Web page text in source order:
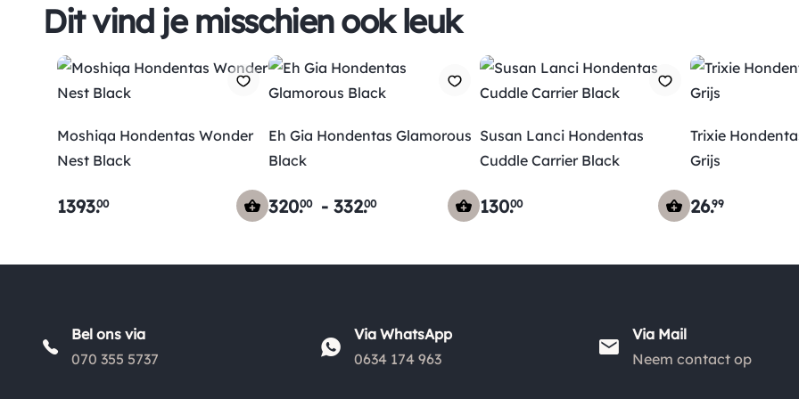
Dit vind je misschien ook leuk
Moshiqa Hondentas Wonder
Nest Black
1393.00
Eh Gia Hondentas Glamorous
Black
320.00 - 332.00
Susan Lanci Hondentas
Cuddle Carrier Black
130.00
Trixie
Grijs
26.99
Bel ons via
070 355 5737
Via WhatsApp
0634 174 963
Via Mail
Neem contact op